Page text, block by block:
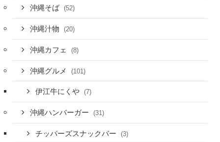
沖縄そば (52)
沖縄汁物 (20)
沖縄カフェ (8)
沖縄グルメ (101)
伊江牛にくや (7)
沖縄ハンバーガー (31)
チッパーズスナックバー (3)